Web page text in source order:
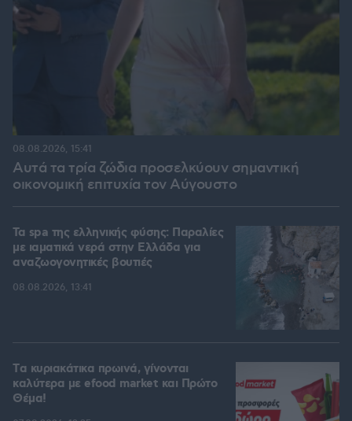
Αυτά τα τρία ζώδια προσελκύουν σημαντική
οικονομική επιτυχία τον Αύγουστο
08.08.2026, 15:41
Τα spa της ελληνικής φύσης: Παραλίες
με ιαματικά νερά στην Ελλάδα για
αναζωογονητικές βουτιές
08.08.2026, 13:41
Tα κυριακάτικα πρωινά, γίνονται
καλύτερα με efood market και Πρώτο
Θέμα!